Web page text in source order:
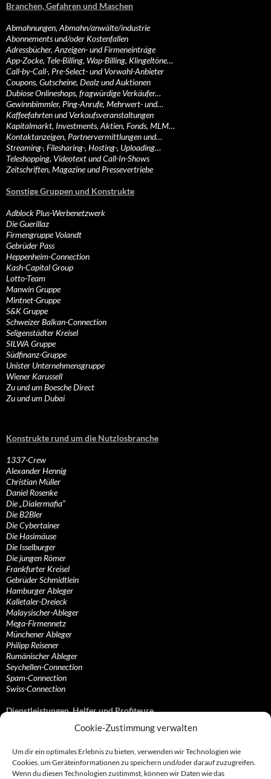
Cookie-Zustimmung verwalten
Um dir ein optimales Erlebnis zu bieten, verwenden wir Technologien wie
Cookies, um Geräteinformationen zu speichern und/oder darauf zuzugreifen.
Wenn du diesen Technologien zustimmst, können wir Daten wie das
Branchen, Gefahren und Maschen
Abmahnungen, Abmahn/anwälte/industrie
Abonnements und/oder Kostenfallen
Adressbücher, Anzeigen- und Firmeneinträge
App-Zocke, Tele-Billing, Wap-Billing, Klingeltöne…
Call-by-Call-, Pre-Select- und Vorwahl-Anbieter
Coupons, Gutscheine, Dealz und Auktionen
Dubiose Onlineshops, fragwürdige Verkäufer…
Gewinnbimmler, Ping-Anrufe, Mehrwert- und…
Kaffeefahrten und Verkaufsveranstaltungen
Kapitalmarkt, Investments, Aktien, Fonds, MLM…
Kontaktanzeigen, Partnervermittlungen und…
Streaming-, Filesharing-, Hosting-, Uploading…
Teleshopping, Videotext und Call-In-Shows
Zeitschriften, Magazine und Pressevertriebe
Sonstige Gruppen und Konstrukte
Adblock Plus-Werbenetzwerk
Die Guerillaz
Firmengruppe Volandt
Gebrüder Pass
Heppenheim-Connection
Kash-Capital Group
Lotto-Team
Manwin Gruppe
Mintnet-Gruppe
S&K Gruppe
Schweizer Balkan-Connection
Seligenstädter Kreisel
SILWA Gruppe
Südfinanz-Gruppe
Unister Unternehmensgruppe
Wiener Karussell
Zu und um Boesche Direct
Zu und um Dubai
Konstrukte rund um die Nutzlosbranche
1337-Crew
Alexander Hennig
Christian Müller
Daniel Rosenke
Die „Dialermafia“
Die B2Bler
Die Cybertainer
Die Hasimäuse
Die Isselburger
Die jungen Römer
Frankfurter Kreisel
Gebrüder Schmidtlein
Hamburger Ableger
Kalletaler-Dreieck
Malaysischer-Ableger
Mega-Firmennetz
Münchener Ableger
Philipp Reisener
Rumänischer Ableger
Seychellen-Connection
Spam-Connection
Swiss-Connection
Dienstleistungen, Helfer und Profiteure
Anonymisierungsdienste, VPN- und Web-Proxy…
Bezahlsysteme, Finanzdienstleister und…
Bürodienstleister, Firmengründer- und/oder…
Datenhändler, Adressbroker und zielgerichtetes…